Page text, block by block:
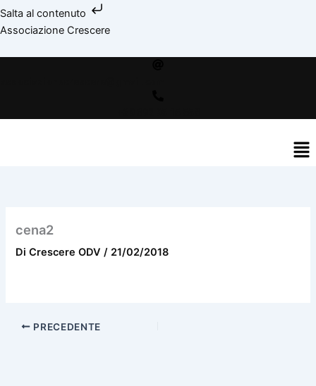
Salta al contenuto
Vai
al
Associazione Crescere
cena2
DiCrescere ODV/ 21/02/2018
PRECEDENTE
facebook
instagram
youtube
spotify
bebo